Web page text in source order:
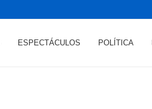
ESPECTÁCULOS POLÍTICA